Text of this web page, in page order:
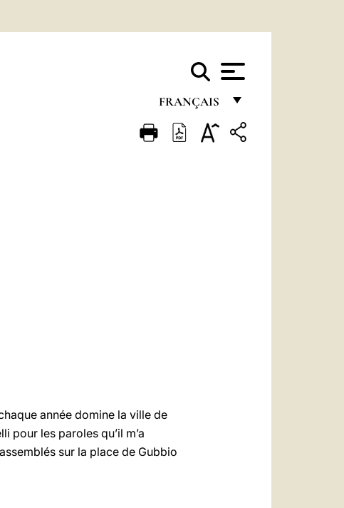
FRANÇAIS
FRANÇAIS
année domine la ville de
pour les paroles qu’il m’a
sur la place de Gubbio